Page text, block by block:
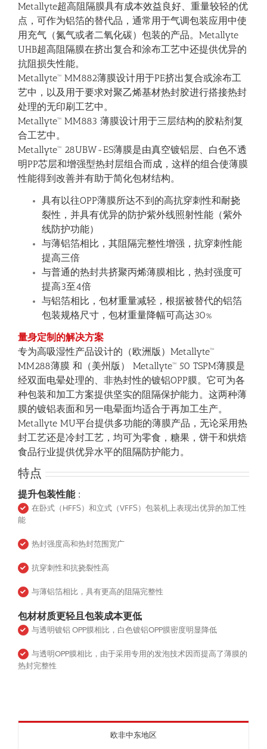
Metallyte超高阻隔膜具有成本效益良好、重量较轻的优
点，可作为铝箔的替代品，通常用于气调包装应用中使
用充气（氮气或者二氧化碳）包装的产品。Metallyte
UHB超高阻隔膜在挤出复合和涂布工艺中还提供优异的
抗阻损失性能。
Metallyte™ MM882薄膜设计用于PE挤出复合或涂布工
艺中，以及用于要求对聚乙烯基材热封胶进行搭接热封
处理的无印刷工艺中。
Metallyte™ MM883 薄膜设计用于三层结构的胶粘剂复
合工艺中。
Metallyte™ 28UBW-ES薄膜是由真空镀铝层、白色不透
明PP芯层和增强型热封层组合而成，这样的组合使薄膜
性能得到改善并有助于简化包材结构。
具有以往OPP薄膜所达不到的高抗穿刺性和耐挠
裂性，并具有优异的防护紫外线照射性能（紫外
线防护功能）
与薄铝箔相比，其阻隔完整性增强，抗穿刺性能
提高三倍
与普通的热封共挤聚丙烯薄膜相比，热封强度可
提高3至4倍
与铝箔相比，包材重量减轻，根据被替代的铝箔
包装规格尺寸，包材重量降幅可高达30%
量身定制的解决方案
专为高吸湿性产品设计的（欧洲版）Metallyte™
MM288薄膜 和（美州版） Metallyte™ 50 TSPM薄膜是
经双面电晕处理的、非热封性的镀铝OPP膜。它可为各
种包装和加工方案提供坚实的阻隔保护能力。这两种薄
膜的镀铝表面和另一电晕面均适合于再加工生产。
Metallyte MU平台提供多功能的薄膜产品，无论采用热
封工艺还是冷封工艺，均可为零食，糖果，饼干和烘焙
食品行业提供优异水平的阻隔防护能力。
特点
提升包装性能 :
在卧式（HFFS）和立式（VFFS）包装机上表现出优异的加工性
能
热封强度高和热封范围宽广
抗穿刺性和抗挠裂性高
与薄铝箔相比，具有更高的阻隔完整性
包材材质更轻且包装成本更低
与透明镀铝 OPP膜相比，白色镀铝OPP膜密度明显降低
与透明OPP膜相比，由于采用专用的发泡技术因而提高了薄膜的
热封完整性
欧非中东地区